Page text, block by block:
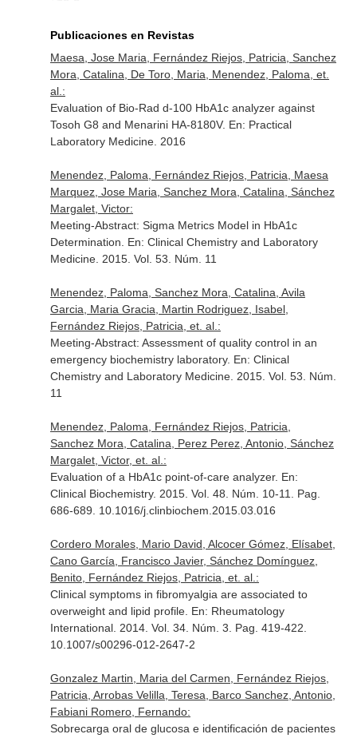
Publicaciones en Revistas
Maesa, Jose Maria, Fernández Riejos, Patricia, Sanchez
Mora, Catalina, De Toro, Maria, Menendez, Paloma, et.
al.:
Evaluation of Bio-Rad d-100 HbA1c analyzer against
Tosoh G8 and Menarini HA-8180V. En: Practical
Laboratory Medicine. 2016
Menendez, Paloma, Fernández Riejos, Patricia, Maesa
Marquez, Jose Maria, Sanchez Mora, Catalina, Sánchez
Margalet, Victor:
Meeting-Abstract: Sigma Metrics Model in HbA1c
Determination. En: Clinical Chemistry and Laboratory
Medicine. 2015. Vol. 53. Núm. 11
Menendez, Paloma, Sanchez Mora, Catalina, Avila
Garcia, Maria Gracia, Martin Rodriguez, Isabel,
Fernández Riejos, Patricia, et. al.:
Meeting-Abstract: Assessment of quality control in an
emergency biochemistry laboratory. En: Clinical
Chemistry and Laboratory Medicine. 2015. Vol. 53. Núm.
11
Menendez, Paloma, Fernández Riejos, Patricia,
Sanchez Mora, Catalina, Perez Perez, Antonio, Sánchez
Margalet, Victor, et. al.:
Evaluation of a HbA1c point-of-care analyzer. En:
Clinical Biochemistry. 2015. Vol. 48. Núm. 10-11. Pag.
686-689. 10.1016/j.clinbiochem.2015.03.016
Cordero Morales, Mario David, Alcocer Gómez, Elísabet,
Cano García, Francisco Javier, Sánchez Domínguez,
Benito, Fernández Riejos, Patricia, et. al.:
Clinical symptoms in fibromyalgia are associated to
overweight and lipid profile. En: Rheumatology
International. 2014. Vol. 34. Núm. 3. Pag. 419-422.
10.1007/s00296-012-2647-2
Gonzalez Martin, Maria del Carmen, Fernández Riejos,
Patricia, Arrobas Velilla, Teresa, Barco Sanchez, Antonio,
Fabiani Romero, Fernando:
Sobrecarga oral de glucosa e identificación de pacientes